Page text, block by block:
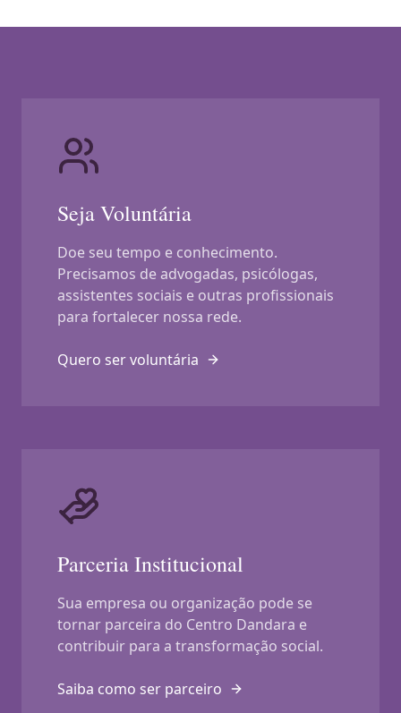
Seja Voluntária
Doe seu tempo e conhecimento.
Precisamos de advogadas, psicólogas,
assistentes sociais e outras profissionais
para fortalecer nossa rede.
Quero ser voluntária
Parceria Institucional
Sua empresa ou organização pode se
tornar parceira do Centro Dandara e
contribuir para a transformação social.
Saiba como ser parceiro